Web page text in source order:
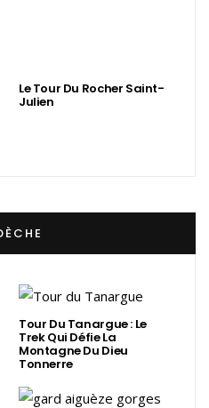
Le Tour Du Rocher Saint-
Julien
Tour Du Tanargue : Le
Trek Qui Défie La
Montagne Du Dieu
Tonnerre